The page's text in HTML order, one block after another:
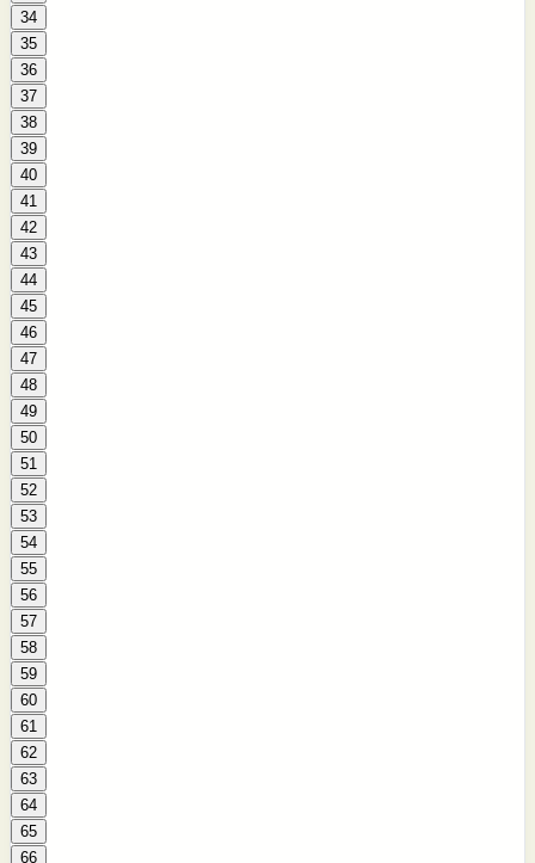
34
35
36
37
38
39
40
41
42
43
44
45
46
47
48
49
50
51
52
53
54
55
56
57
58
59
60
61
62
63
64
65
66